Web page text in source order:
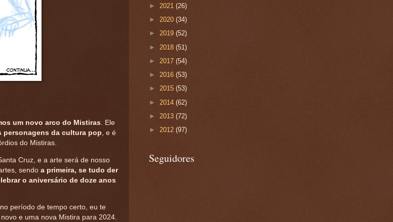
um novo arco do Mistiras. Ele
personagens da cultura pop, e é
do Mistiras.
Cruz, e a arte será de nosso
sendo a primeira, se tudo der
o aniversário de doze anos
período de tempo certo, eu te
e uma nova Mistira para 2024.
► 2021 (26)
► 2020 (34)
► 2019 (52)
► 2018 (51)
► 2017 (54)
► 2016 (53)
► 2015 (53)
► 2014 (62)
► 2013 (72)
► 2012 (97)
Seguidores